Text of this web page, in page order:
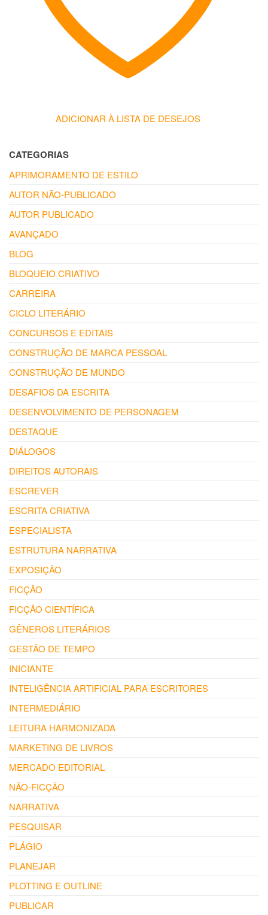
ADICIONAR À LISTA DE DESEJOS
CATEGORIAS
APRIMORAMENTO DE ESTILO
AUTOR NÃO-PUBLICADO
AUTOR PUBLICADO
AVANÇADO
BLOG
BLOQUEIO CRIATIVO
CARREIRA
CICLO LITERÁRIO
CONCURSOS E EDITAIS
CONSTRUÇÃO DE MARCA PESSOAL
CONSTRUÇÃO DE MUNDO
DESAFIOS DA ESCRITA
DESENVOLVIMENTO DE PERSONAGEM
DESTAQUE
DIÁLOGOS
DIREITOS AUTORAIS
ESCREVER
ESCRITA CRIATIVA
ESPECIALISTA
ESTRUTURA NARRATIVA
EXPOSIÇÃO
FICÇÃO
FICÇÃO CIENTÍFICA
GÊNEROS LITERÁRIOS
GESTÃO DE TEMPO
INICIANTE
INTELIGÊNCIA ARTIFICIAL PARA ESCRITORES
INTERMEDIÁRIO
LEITURA HARMONIZADA
MARKETING DE LIVROS
MERCADO EDITORIAL
NÃO-FICÇÃO
NARRATIVA
PESQUISAR
PLÁGIO
PLANEJAR
PLOTTING E OUTLINE
PUBLICAR